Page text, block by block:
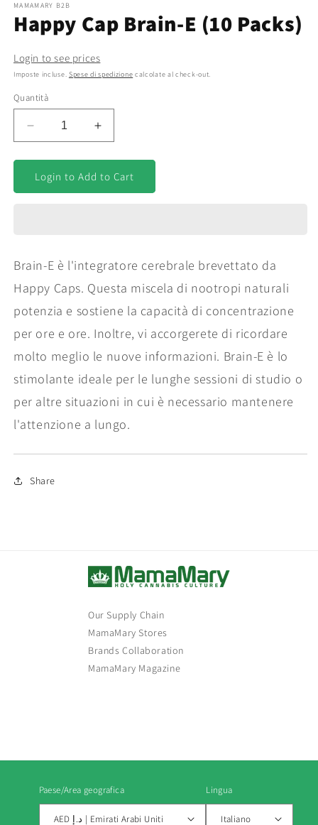
multimediali
1
in
finestra
MAMAMARY B2B
Happy Cap Brain-E (10 Packs)
Login to see prices
Imposte incluse. Spese di spedizione calcolate al check-out.
Quantità
Diminuisci
quantità
per
Happy
Cap
Aumenta
quantità
per
Happy
Cap
Login to Add to Cart
Brain-E è l'integratore cerebrale brevettato da
Happy Caps. Questa miscela di nootropi naturali
potenzia e sostiene la capacità di concentrazione
per ore e ore. Inoltre, vi accorgerete di ricordare
molto meglio le nuove informazioni. Brain-E è lo
stimolante ideale per le lunghe sessioni di studio o
per altre situazioni in cui è necessario mantenere
l'attenzione a lungo.
Share
Our Supply Chain
MamaMary Stores
Brands Collaboration
MamaMary Magazine
Paese/Area geografica
AED د.إ | Emirati Arabi Uniti
Lingua
Italiano